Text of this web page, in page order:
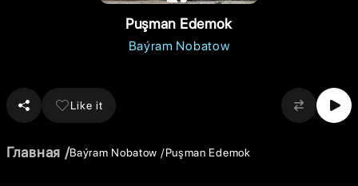
Puşman Edemok
Baýram Nobatow
Like it
Главная Baýram Nobatow Puşman Edemok